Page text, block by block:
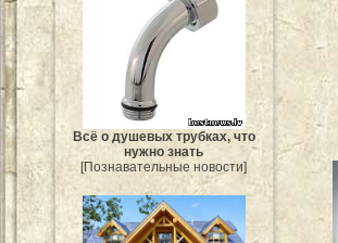
Всё о душевых трубках, что
нужно знать
[Познавательные новости]